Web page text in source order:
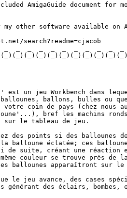
AmigaGuide document for
my other software available on
search?readme=cjacob
est un jeu Workbench dans
ballons, bulles ou
coin de pays (chez nous
bref les machins
sur le tableau de jeu.
des points si des ballounes
balloune éclatée; ces
de suite, créant une réaction
couleur se trouve près de
ballounes apparaîtront sur
le jeu avance, des cases
générant des éclairs,